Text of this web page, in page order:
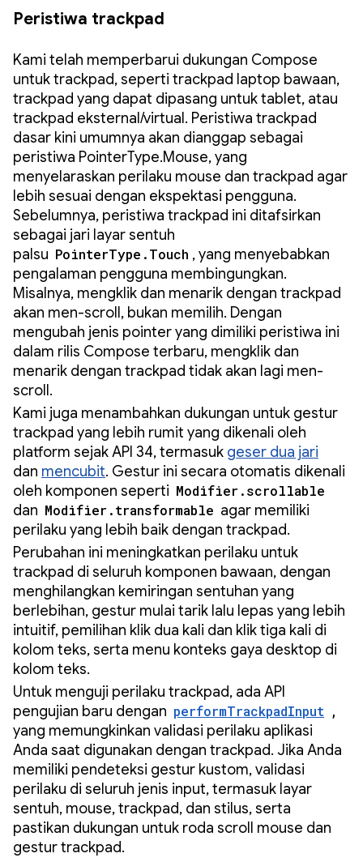
Peristiwa trackpad
Kami telah memperbarui dukungan Compose
untuk trackpad, seperti trackpad laptop bawaan,
trackpad yang dapat dipasang untuk tablet, atau
trackpad eksternal/virtual. Peristiwa trackpad
dasar kini umumnya akan dianggap sebagai
peristiwa PointerType.Mouse, yang
menyelaraskan perilaku mouse dan trackpad agar
lebih sesuai dengan ekspektasi pengguna.
Sebelumnya, peristiwa trackpad ini ditafsirkan
sebagai jari layar sentuh
palsu PointerType.Touch , yang menyebabkan
pengalaman pengguna membingungkan.
Misalnya, mengklik dan menarik dengan trackpad
akan men-scroll, bukan memilih. Dengan
mengubah jenis pointer yang dimiliki peristiwa ini
dalam rilis Compose terbaru, mengklik dan
menarik dengan trackpad tidak akan lagi men-
scroll.
Kami juga menambahkan dukungan untuk gestur
trackpad yang lebih rumit yang dikenali oleh
platform sejak API 34, termasuk geser dua jari
dan mencubit. Gestur ini secara otomatis dikenali
oleh komponen seperti Modifier.scrollable
dan Modifier.transformable agar memiliki
perilaku yang lebih baik dengan trackpad.
Perubahan ini meningkatkan perilaku untuk
trackpad di seluruh komponen bawaan, dengan
menghilangkan kemiringan sentuhan yang
berlebihan, gestur mulai tarik lalu lepas yang lebih
intuitif, pemilihan klik dua kali dan klik tiga kali di
kolom teks, serta menu konteks gaya desktop di
kolom teks.
Untuk menguji perilaku trackpad, ada API
pengujian baru dengan performTrackpadInput ,
yang memungkinkan validasi perilaku aplikasi
Anda saat digunakan dengan trackpad. Jika Anda
memiliki pendeteksi gestur kustom, validasi
perilaku di seluruh jenis input, termasuk layar
sentuh, mouse, trackpad, dan stilus, serta
pastikan dukungan untuk roda scroll mouse dan
gestur trackpad.